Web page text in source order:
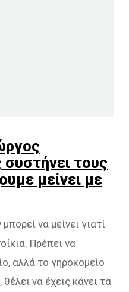
τους
μείνει με
να μείνει γιατί
Πρέπει να
αλλά το γηροκομείο
να έχεις κάνει τα